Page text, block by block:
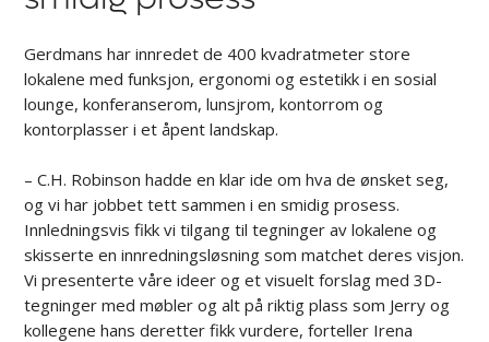
Gerdmans har innredet de 400 kvadratmeter store
lokalene med funksjon, ergonomi og estetikk i en sosial
lounge, konferanserom, lunsjrom, kontorrom og
kontorplasser i et åpent landskap.
– C.H. Robinson hadde en klar ide om hva de ønsket seg,
og vi har jobbet tett sammen i en smidig prosess.
Innledningsvis fikk vi tilgang til tegninger av lokalene og
skisserte en innredningsløsning som matchet deres visjon.
Vi presenterte våre ideer og et visuelt forslag med 3D-
tegninger med møbler og alt på riktig plass som Jerry og
kollegene hans deretter fikk vurdere, forteller Irena